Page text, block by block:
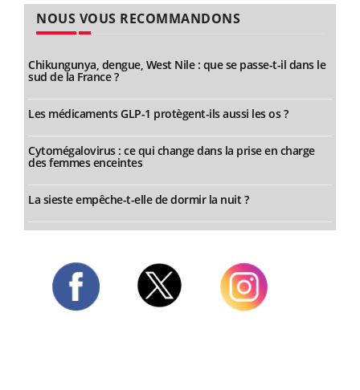
NOUS VOUS RECOMMANDONS
Chikungunya, dengue, West Nile : que se passe-t-il dans le
sud de la France ?
Les médicaments GLP-1 protègent-ils aussi les os ?
Cytomégalovirus : ce qui change dans la prise en charge
des femmes enceintes
La sieste empêche-t-elle de dormir la nuit ?